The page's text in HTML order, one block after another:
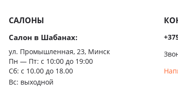
САЛОНЫ
Салон в Шабанах:
ул. Промышленная, 23, Минск
Пн — Пт: с 10:00 до 19:00
Сб: с 10.00 до 18.00
Вс: выходной